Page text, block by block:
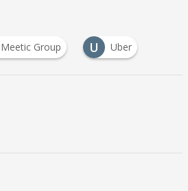
Meetic Group U
Uber